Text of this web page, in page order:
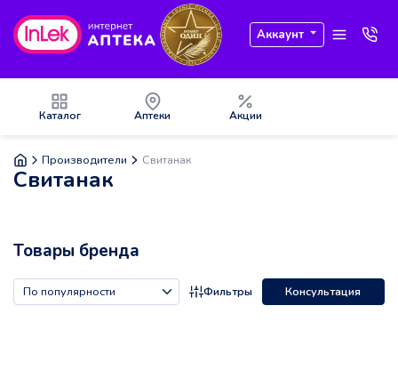
Аккаунт
Каталог Аптеки Акции
Производители Свитанак
Свитанак
Товары бренда
Фильтры Консультация